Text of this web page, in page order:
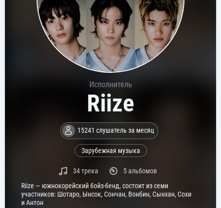
Исполнитель
Riize
15241 слушатель за месяц
Зарубежная музыка
34 трека
5 альбомов
Riize — южнокорейский бойз-бенд, состоит из семи
участников: Шотаро, Ынсок, Сончан, Вонбин, Сынхан, Сохи
и Антон